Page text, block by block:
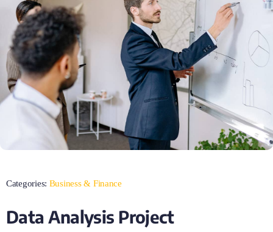
Categories: Business & Finance
Data Analysis Project